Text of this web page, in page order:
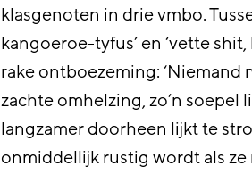
klasgenoten in drie vmbo.
kangoeroe-tyfus’ en ‘vette
rake ontboezeming: ‘Niemand
zachte omhelzing, zo’n soepel
langzamer doorheen lijkt te
onmiddellijk rustig wordt als ze